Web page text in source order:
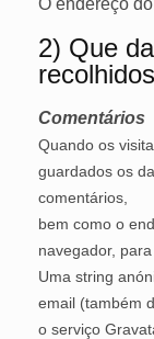
O endereço
2) Que
Comentários
Quando os
guardados os
comentários,
bem como o
navegador,
Uma string
email (também
o serviço